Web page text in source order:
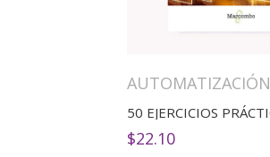
AUTOMATIZACIÓN
$22.10